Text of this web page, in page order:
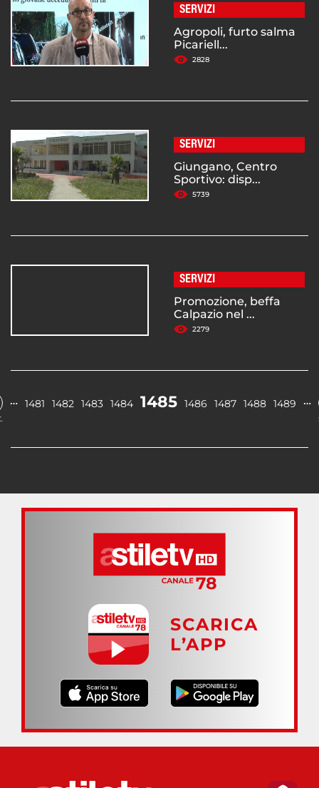
SERVIZI
Agropoli, furto salma
Picariell...
2828
SERVIZI
Giungano, Centro
Sportivo: disp...
5739
SERVIZI
Promozione, beffa
Calpazio nel ...
2279
… 1481 1482 1483 1484 1485 1486 1487 1488 1489 …
SCARICA
L’APP